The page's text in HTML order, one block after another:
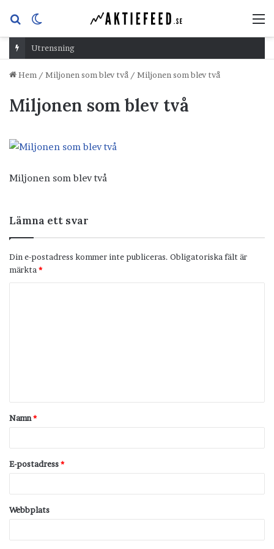
Sök
efterskin
Utrensning
Hem / Miljonen som blev två / Miljonen som blev två
Miljonen som blev två
Miljonen som blev två
Lämna ett svar
Din e-postadress kommer inte publiceras. Obligatoriska fält är
märkta *
t
a
Namn*
E-postadress*
Webbplats